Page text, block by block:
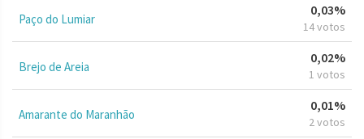
Paço do Lumiar
0,03%
14 votos
Brejo de Areia
0,02%
1 votos
Amarante do Maranhão
0,01%
2 votos